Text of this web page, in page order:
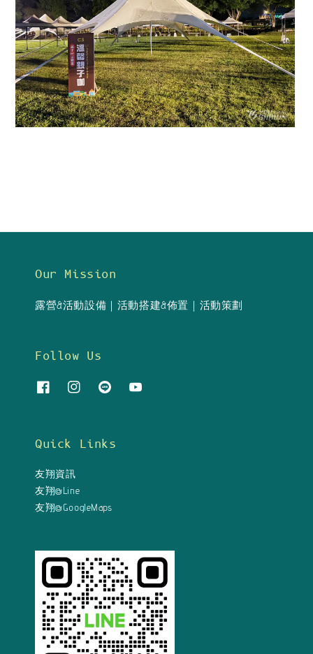
Our Mission
露營&活動設備｜活動搭建&佈置｜活動策劃
Follow Us
Quick Links
友翔資訊
友翔@Line
友翔@GoogleMaps